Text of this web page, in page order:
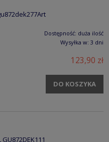
Dostępność: duża ilość
Wysyłka w: 3 dni
123,90 zł
DO KOSZYKA